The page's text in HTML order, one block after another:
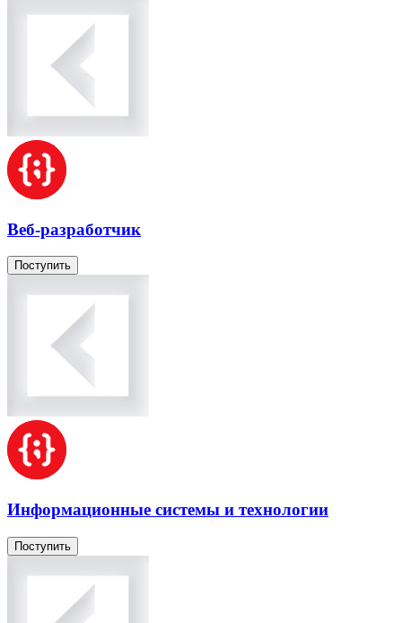
Веб-разработчик
Поступить
Информационные системы и технологии
Поступить